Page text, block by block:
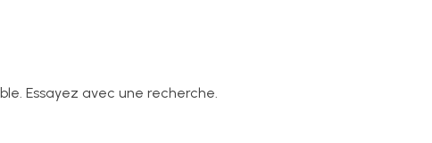
Essayez avec une recherche.